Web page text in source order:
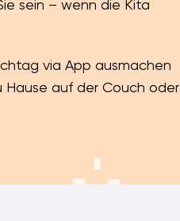
sein – wenn die Kita
via App ausmachen
auf der Couch oder